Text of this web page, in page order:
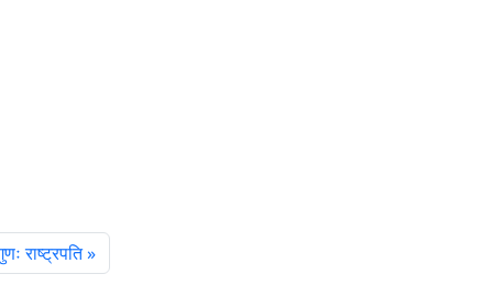
राष्‍ट्रपति